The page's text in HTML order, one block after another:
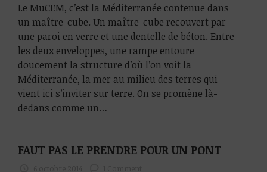
Le MuCEM, c’est la Méditerranée contenue dans
un maître-cube. Un maître-cube recouvert par
une paroi en verre et une dentelle de béton. Entre
les deux enveloppes, une rampe entoure
doucement la structure d’où l’on voit la
Méditerranée, la mer au milieu des terres qui
vient ici s’inviter sur terre. On se promène là-
dedans comme un…
FAUT PAS LE PRENDRE POUR UN PONT